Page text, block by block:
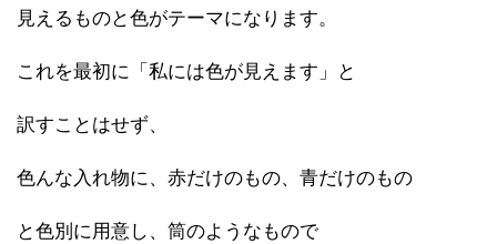
見えるものと色がテーマになります。
これを最初に「私には色が見えます」と
訳すことはせず、
色んな入れ物に、赤だけのもの、青だけのもの
と色別に用意し、筒のようなもので